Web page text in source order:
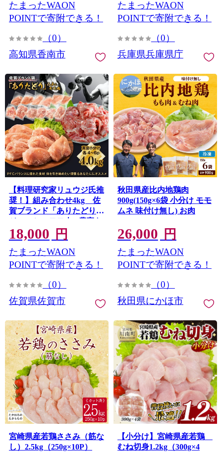
あぐりーど 高知県 香南市
冷凍 ad-0005
たまったWAON
POINTで寄附できる！
（0）
高知県香南市
たまったWAON
POINTで寄附できる！
（0）
兵庫県兵庫県庁
【料理研究家リュウジ氏推
奨！】組み合わせ4kg 佐
賀ブランド「ありたどり」
ジューシーモモ肉&豊富な
タンパク質ムネ肉小分け真
空 約4～500g×4~6枚×2
種：B180-049
18,000 円
たまったWAON
POINTで寄附できる！
（0）
佐賀県佐賀市
秋田県産比内地鶏肉
900g(150g×6袋 小分け モモ
ムネ 味付け無し) お肉
26,000 円
たまったWAON
POINTで寄附できる！
（0）
秋田県にかほ市
宮崎県産若鶏ささみ（筋な
し）2.5kg（250g×10P）
【小分け】宮崎県産若鶏
むね切身1.2kg（300g×4